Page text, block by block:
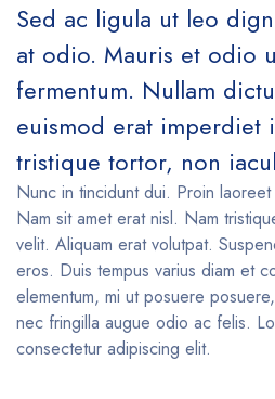
Sed ac ligula ut leo
at odio. Mauris et odio
fermentum. Nullam
euismod erat imperdiet
tristique tortor, non
Nunc in tincidunt dui. Proin
Nam sit amet erat nisl. Nam
velit. Aliquam erat volutpat.
eros. Duis tempus varius diam et
elementum, mi ut posuere
nec fringilla augue odio ac felis.
consectetur adipiscing elit.